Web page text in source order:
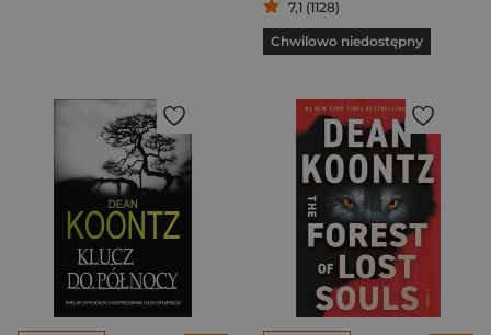
7,1 (1128)
Chwilowo niedostępny